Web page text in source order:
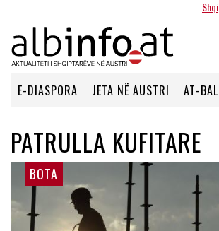
E-DIASPORA JETA NË AUSTRI AT-
PATRULLA KUFITARE
BOTA